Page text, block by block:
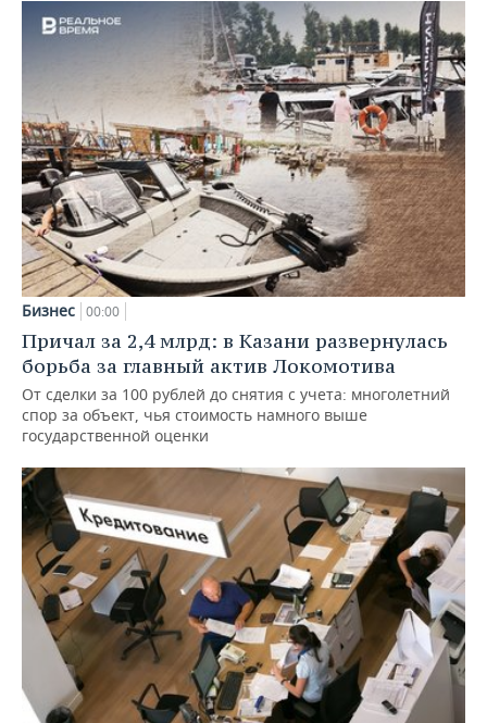
Бизнес 00:00
Причал за 2,4 млрд: в Казани развернулась
борьба за главный актив Локомотива
От сделки за 100 рублей до снятия с учета: многолетний
спор за объект, чья стоимость намного выше
государственной оценки